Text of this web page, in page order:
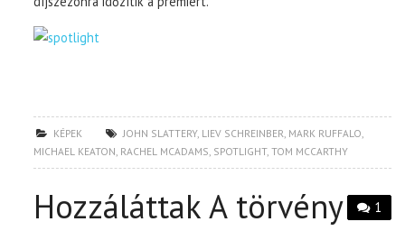
KÉPEK JOHN SLATTERY, LIEV SCHREINBER MARK RUFFALO
MICHAEL KEATON RACHEL MCADAMS SPOTLIGHT,TOM MCCARTHY
1
Hozzáláttak A törvény